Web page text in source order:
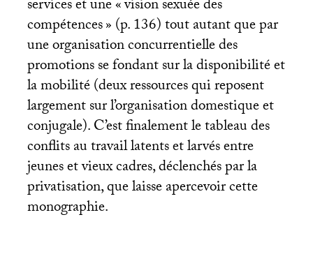
services et une «vision sexuée des
compétences» (p. 136) tout autant que par
une organisation concurrentielle des
promotions se fondant sur la disponibilité et
la mobilité (deux ressources qui reposent
largement sur l’organisation domestique et
conjugale). C’est finalement le tableau des
conflits au travail latents et larvés entre
jeunes et vieux cadres, déclenchés par la
privatisation, que laisse apercevoir cette
monographie.